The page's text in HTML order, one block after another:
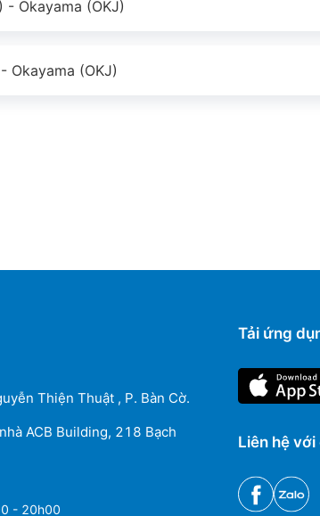
- Okayama (OKJ)
Okayama (OKJ)
Thiện Thuật , P. Bàn Cờ.
ACB Building, 218 Bạch
- 20h00
Tải ứng
Liên hệ